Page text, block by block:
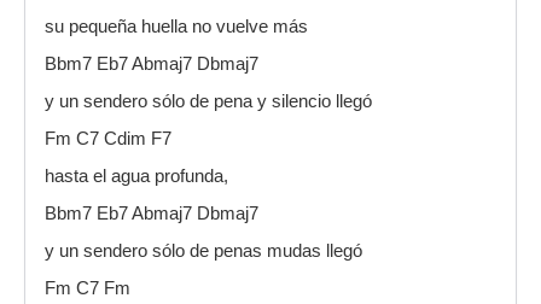
su pequeña huella no vuelve más
Bbm7 Eb7 Abmaj7 Dbmaj7
y un sendero sólo de pena y silencio llegó
Fm C7 Cdim F7
hasta el agua profunda,
Bbm7 Eb7 Abmaj7 Dbmaj7
y un sendero sólo de penas mudas llegó
Fm C7 Fm